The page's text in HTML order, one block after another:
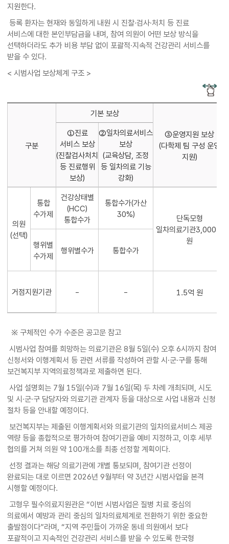
지원한다.
등록 환자는 현재와 동일하게 내원 시 진찰·검사·처치 등 진료
서비스에 대한 본인부담금을 내며, 참여 의원이 어떤 보상 방식을
선택하더라도 추가 비용 부담 없이 포괄적·지속적 건강관리 서비스를
받을 수 있다.
< 시범사업 보상체계 구조 >
구분
기본 보상
③운영지원 보상
(다학제 팀 구성 운영
지원)
①진료
서비스 보상
(진찰검사처치
등 진료행위
보상)
②일차의료서비스
보상
(교육상담, 조정
등 일차의료 기능
강화)
의원
(선택)
통합
수가제
건강상태별
(HCC)
통합수가
통합수가(가산
30%)
단독모형
일차의료기관3,000만
원
행위별
수가제
행위별수가 통합수가
거점지원기관 - - 1.5억 원
※ 구체적인 수가 수준은 공고문 참고
시범사업 참여를 희망하는 의료기관은 8월 5일(수) 오후 6시까지 참여
신청서와 이행계획서 등 관련 서류를 작성하여 관할 시·군·구를 통해
보건복지부 지역의료정책과로 제출하면 된다.
사업 설명회는 7월 15일(수)과 7월 16일(목) 두 차례 개최되며, 시도
및 시·군·구 담당자와 의료기관 관계자 등을 대상으로 사업 내용과 신청
절차 등을 안내할 예정이다.
보건복지부는 제출된 이행계획서와 의료기관의 일차의료서비스 제공
역량 등을 종합적으로 평가하여 참여기관을 예비 지정하고, 이후 세부
협의를 거쳐 의원 약 100개소를 최종 선정할 계획이다.
선정 결과는 해당 의료기관에 개별 통보되며, 참여기관 선정이
완료되는 대로 이르면 2026년 9월부터 약 3년간 시범사업을 본격
시행할 예정이다.
고형우 필수의료지원관은 “이번 시범사업은 질병 치료 중심의
의료에서 예방과 관리 중심의 일차의료체계로 전환하기 위한 중요한
출발점이다”라며, “지역 주민들이 가까운 동네 의원에서 보다
포괄적이고 지속적인 건강관리 서비스를 받을 수 있도록 한국형